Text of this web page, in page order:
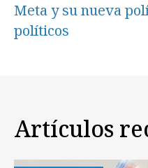
Meta y su nueva
políticos
Artículos